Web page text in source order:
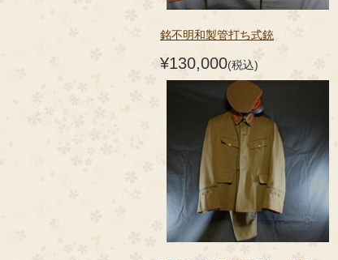
銘不明和製管打ち式銃
¥130,000(税込)